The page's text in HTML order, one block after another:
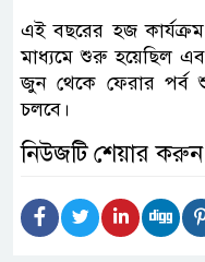
এই বছরের হজ কার্যক্রম
মাধ্যমে শুরু হয়েছিল
জুন থেকে ফেরার পর্ব
চলবে।
নিউজটি শেয়ার করুন